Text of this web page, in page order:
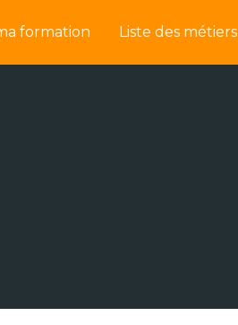
formation Liste des métiers